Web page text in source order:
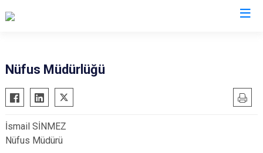
Almus
Artova
Başçiftlik
Erbaa
Nüfus Müdürlüğü
İsmail SİNMEZ
Nüfus Müdürü